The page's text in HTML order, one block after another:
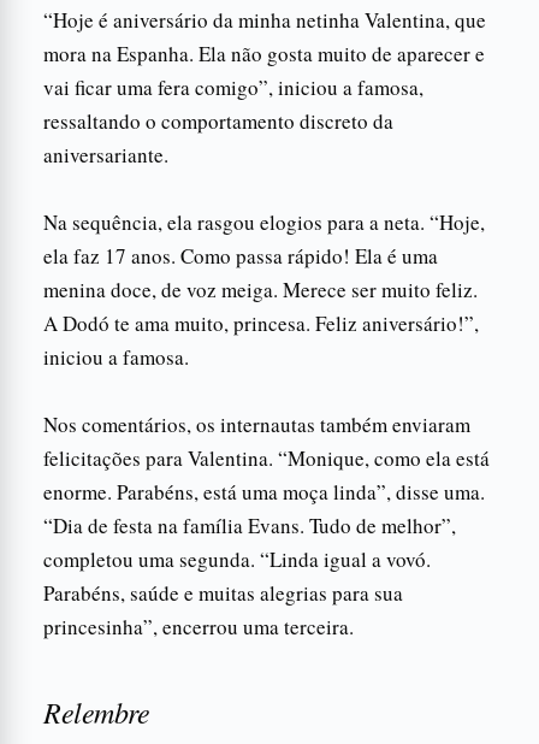
“Hoje é aniversário da minha netinha Valentina, que
mora na Espanha. Ela não gosta muito de aparecer e
vai ficar uma fera comigo”, iniciou a famosa,
ressaltando o comportamento discreto da
aniversariante.
Na sequência, ela rasgou elogios para a neta. “Hoje,
ela faz 17 anos. Como passa rápido! Ela é uma
menina doce, de voz meiga. Merece ser muito feliz.
A Dodó te ama muito, princesa. Feliz aniversário!”,
iniciou a famosa.
Nos comentários, os internautas também enviaram
felicitações para Valentina. “Monique, como ela está
enorme. Parabéns, está uma moça linda”, disse uma.
“Dia de festa na família Evans. Tudo de melhor”,
completou uma segunda. “Linda igual a vovó.
Parabéns, saúde e muitas alegrias para sua
princesinha”, encerrou uma terceira.
Relembre